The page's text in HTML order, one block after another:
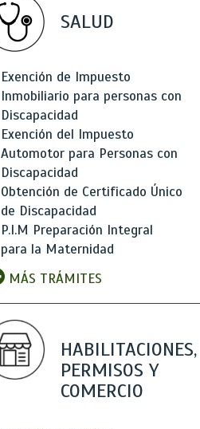
SALUD
Exención de Impuesto
Inmobiliario para personas con
Discapacidad
Exención del Impuesto
Automotor para Personas con
Discapacidad
Obtención de Certificado Único
de Discapacidad
P.I.M Preparación Integral
para la Maternidad
MÁS TRÁMITES
HABILITACIONES,
PERMISOS Y
COMERCIO